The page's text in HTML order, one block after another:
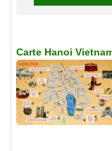
Carte Hanoi